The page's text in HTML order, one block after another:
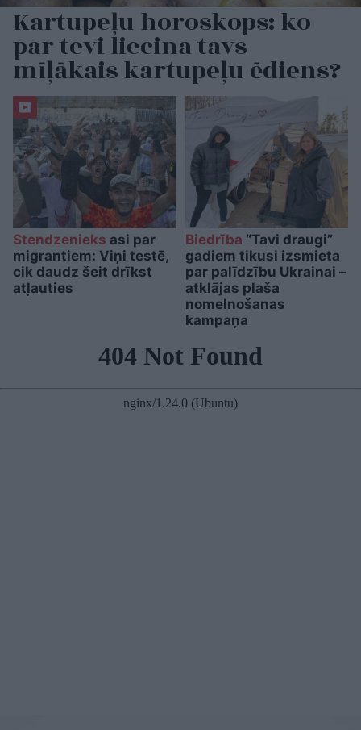
Kartupeļu horoskops: ko
par tevi liecina tavs
mīļākais kartupeļu ēdiens?
Stendzenieks asi par
migrantiem: Viņi testē,
cik daudz šeit drīkst
atļauties
Biedrība “Tavi draugi”
gadiem tikusi izsmieta
par palīdzību Ukrainai –
atklājas plaša
nomelnošanas
kampaņa